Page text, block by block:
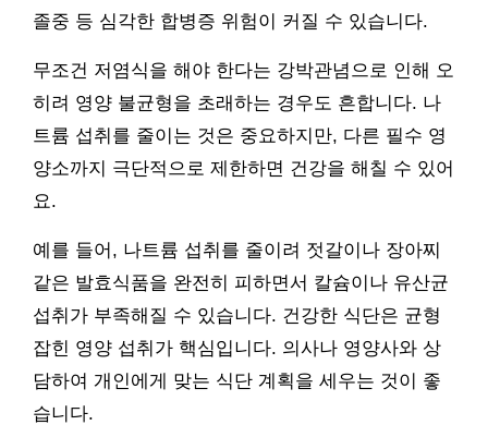
졸중 등 심각한 합병증 위험이 커질 수 있습니다.
무조건 저염식을 해야 한다는 강박관념으로 인해 오
히려 영양 불균형을 초래하는 경우도 흔합니다. 나
트륨 섭취를 줄이는 것은 중요하지만, 다른 필수 영
양소까지 극단적으로 제한하면 건강을 해칠 수 있어
요.
예를 들어, 나트륨 섭취를 줄이려 젓갈이나 장아찌
같은 발효식품을 완전히 피하면서 칼슘이나 유산균
섭취가 부족해질 수 있습니다. 건강한 식단은 균형
잡힌 영양 섭취가 핵심입니다. 의사나 영양사와 상
담하여 개인에게 맞는 식단 계획을 세우는 것이 좋
습니다.